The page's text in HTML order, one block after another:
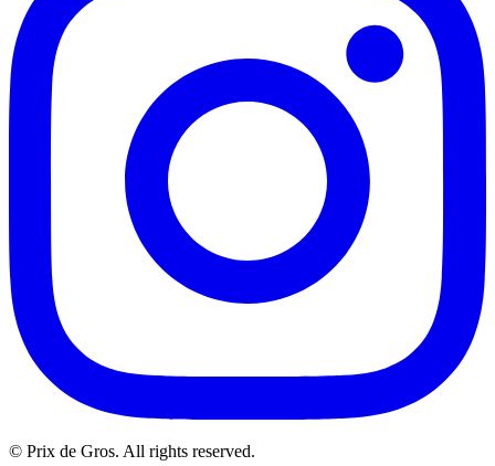
© Prix de Gros. All rights reserved.